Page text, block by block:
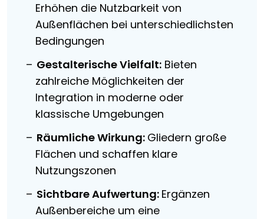
Erhöhen die Nutzbarkeit von
Außenflächen bei unterschiedlichsten
Bedingungen
Gestalterische Vielfalt: Bieten
zahlreiche Möglichkeiten der
Integration in moderne oder
klassische Umgebungen
Räumliche Wirkung: Gliedern große
Flächen und schaffen klare
Nutzungszonen
Sichtbare Aufwertung: Ergänzen
Außenbereiche um eine